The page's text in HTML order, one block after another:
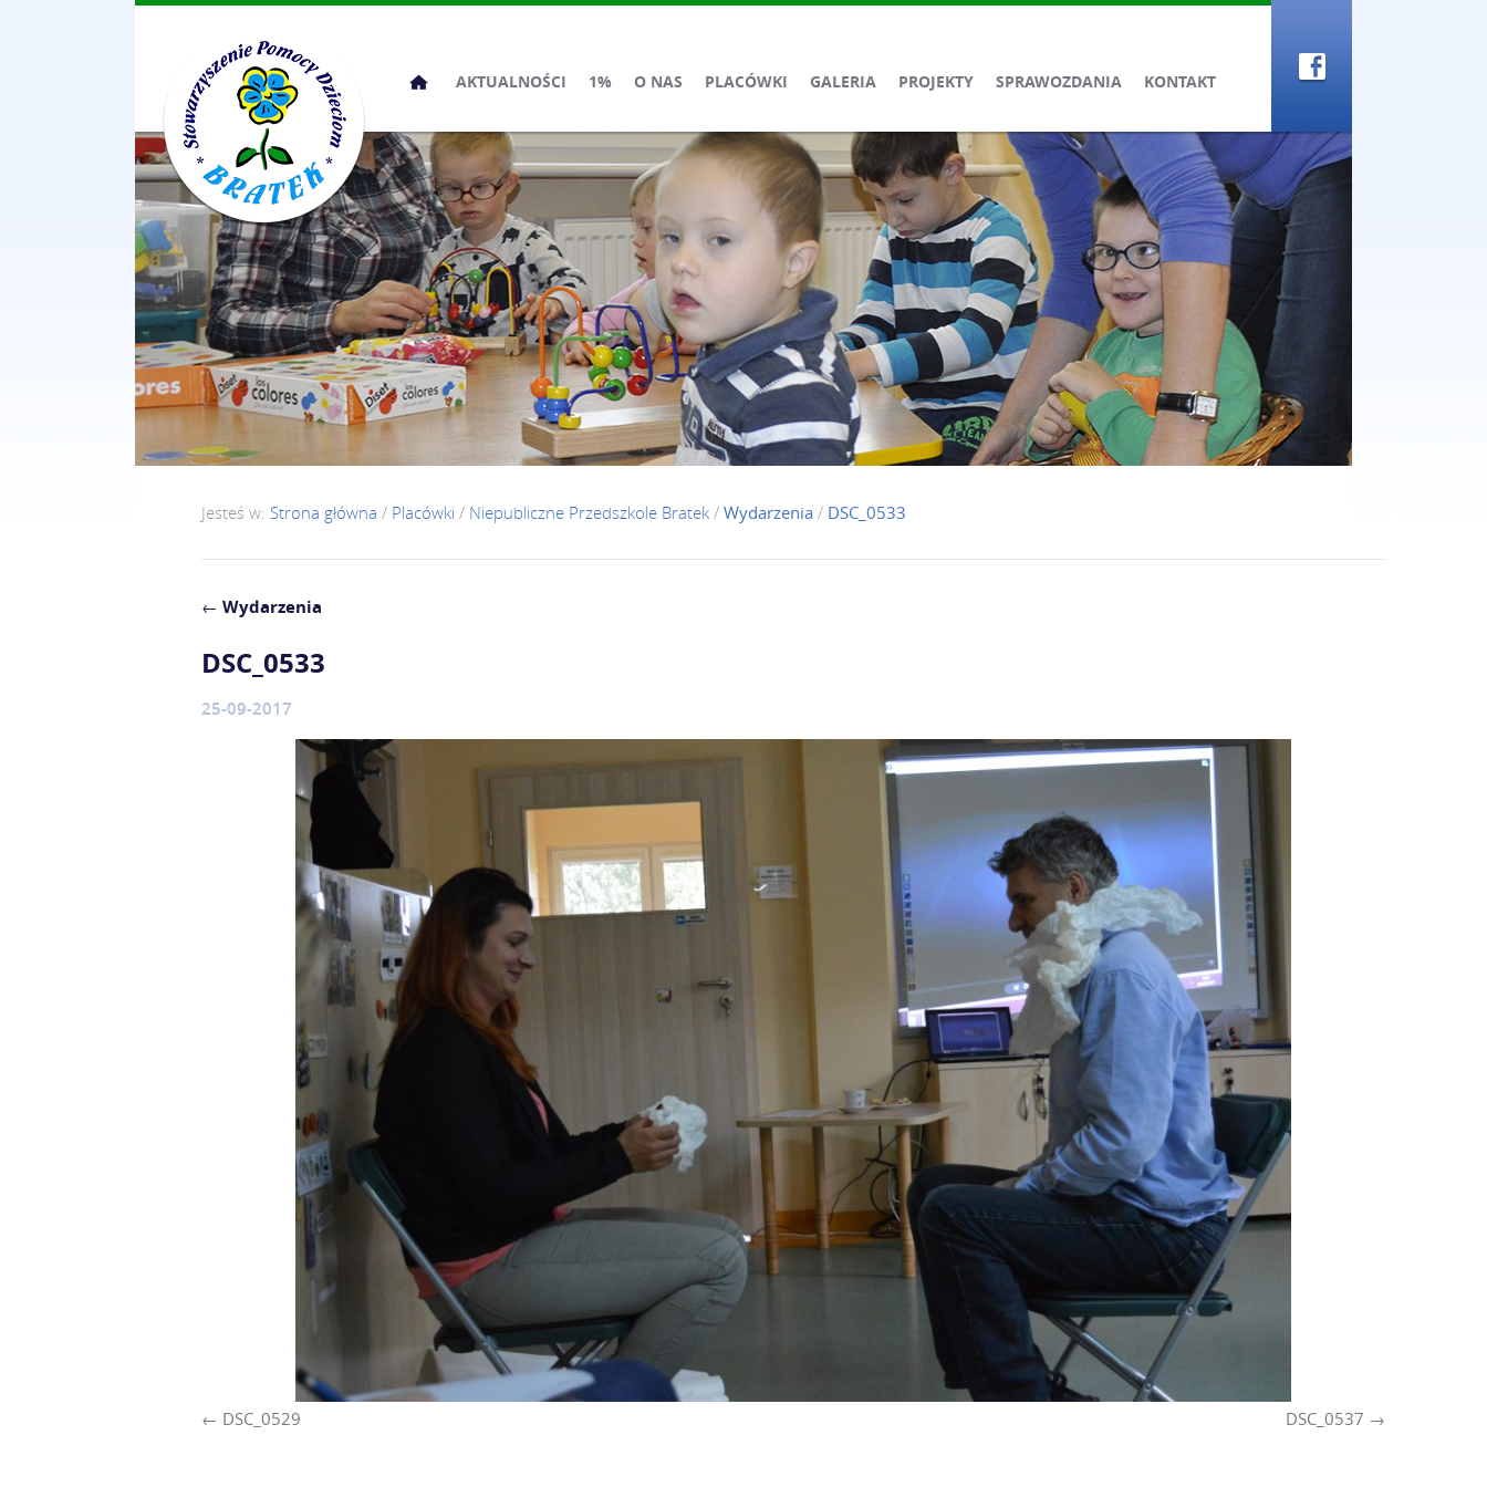
Przeskocz
treści
AKTUALNOŚCI 1% O NAS PLACÓWKI GALERIA PROJEKTY SPRAWOZDANIA KONTAKT
Jesteś w: Strona główna / Placówki / Niepubliczne Przedszkole Bratek / Wydarzenia / DSC_0533
← Wydarzenia
DSC_0533
25-09-2017
DSC_0529 DSC_0537